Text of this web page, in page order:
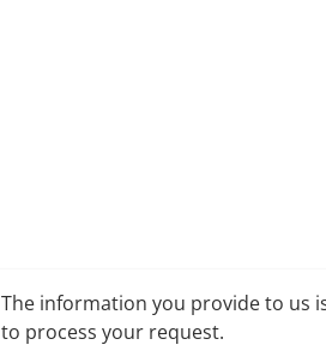
The information you provide to us
to process your request.